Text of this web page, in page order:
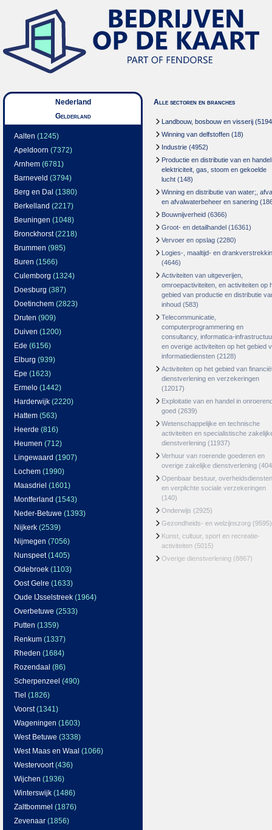
Nederland
Gelderland
Aalten (1245)
Apeldoorn (7372)
Arnhem (6781)
Barneveld (3794)
Berg en Dal (1380)
Berkelland (2217)
Beuningen (1048)
Bronckhorst(2218)
Brummen (985)
Buren (1566)
Culemborg (1324)
Doesburg (387)
Doetinchem (2823)
Druten (909)
Duiven (1200)
Ede (6156)
Elburg (939)
Epe (1623)
Ermelo (1442)
Harderwijk (2220)
Hattem (563)
Heerde (816)
Heumen (712)
Lingewaard (1907)
Lochem (1990)
Maasdriel (1601)
Montferland (1543)
Neder-Betuwe (1393)
Nijkerk (2539)
Nijmegen (7056)
Nunspeet(1405)
Oldebroek (1103)
Oost Gelre (1633)
Oude IJsselstreek (1964)
Overbetuwe (2533)
Putten (1359)
Renkum (1337)
Rheden (1684)
Rozendaal (86)
Scherpenzeel (490)
Tiel (1826)
Voorst(1341)
Wageningen (1603)
West Betuwe (3338)
West Maas en Waal (1066)
Westervoort(436)
Wijchen (1936)
Winterswijk (1486)
Zaltbommel (1876)
Zevenaar (1856)
Alle sectoren en branches
Landbouw, bosbouw en visserij
Winning van delfstoffen (18)
Industrie (4952)
Productie en distributie van en
elektriciteit, gas, stoom en gekoelde
lucht (148)
Winning en distributie van water;,
en afvalwaterbeheer en sanering
Bouwnijverheid (6366)
Groot- en detailhandel (16361)
Vervoer en opslag (2280)
Logies-, maaltijd- en
(4646)
Activiteiten van uitgeverijen,
omroepactiviteiten, en activiteiten op
gebied van productie en distributie
inhoud (583)
Telecommunicatie,
computerprogrammering en
consultancy, informatica-
en overige activiteiten op het gebied
informatiediensten (2128)
Activiteiten op het gebied van
dienstverlening en verzekeringen
(12017)
Exploitatie van en handel in
goed (2639)
Wetenschappelijke en technische
activiteiten en specialistische
dienstverlening (11937)
Verhuur van roerende goederen en
overige zakelijke dienstverlening
Openbaar bestuur, overheidsdiensten
en verplichte sociale verzekeringen
(140)
Onderwijs (2925)
Gezondheids- en welzijnszorg (9595)
Kunst, cultuur, sport en recreatie-
activiteiten (5015)
Overige dienstverlening (8867)